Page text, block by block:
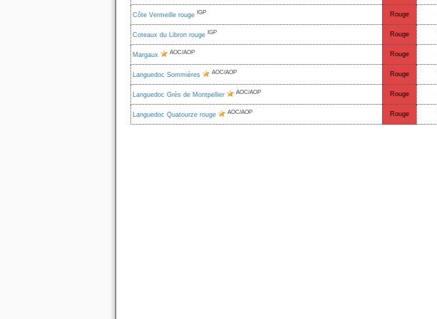
Côte Vermeille rouge IGP Rouge
Coteaux du Libron rouge IGP Rouge
Margaux AOC/AOP Rouge
Languedoc Sommières AOC/AOP Rouge
Languedoc Grès de Montpellier AOC/AOP Rouge
Languedoc Quatourze rouge AOC/AOP Rouge